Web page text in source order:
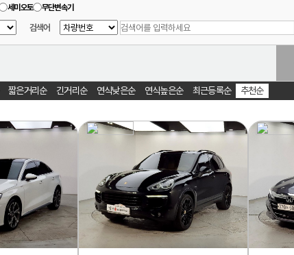
세미오토 무단변속기
검색어
짧은거리순 긴거리순 연식낮은순 연식높은순 최근등록순 추천순